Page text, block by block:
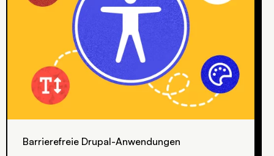
Barrierefreie Drupal-Anwendungen